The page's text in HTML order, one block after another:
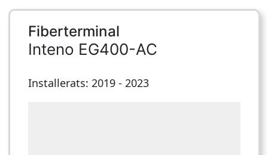
Fiberterminal
Inteno EG400-AC
Installerats: 2019 - 2023